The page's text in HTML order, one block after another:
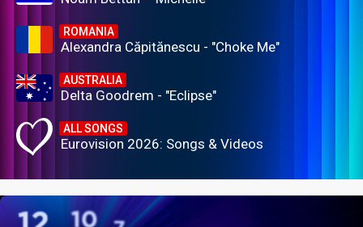
ROMANIA
Alexandra Căpitănescu - "Choke Me"
AUSTRALIA
Delta Goodrem - "Eclipse"
ALL SONGS
Eurovision 2026: Songs & Videos